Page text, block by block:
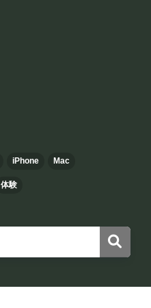
iPhone Mac
体験